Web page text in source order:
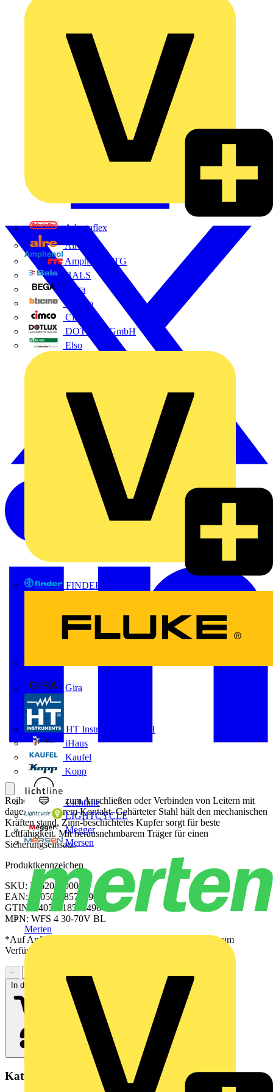
Adaptaflex
Alre
Amphenol FTG
BALS
Bega
Bticino
Cimco
DOTLUX GmbH
Elso
FINDER
Gira
HT Instruments GmbH
iHaus
Kaufel
Kopp
Lichtline
LIGHTCYCLE
Megger
Mersen
Merten
Reihenklemme zum Anschließen oder Verbinden von Leitern mit
dauerhaft sicherem Kontakt. Gehärteter Stahl hält den mechanischen
Kräften stand, Zinn-beschichtetes Kupfer sorgt für beste
Leitfähigkeit. Mit herausnehmbarem Träger für einen
Sicherungseinsatz.
Produktkennzeichen
SKU: 2562020000
EAN: 04050118570496
GTIN: 04050118570496
MPN: WFS 4 30-70V BL
*Auf Anfrage verfügbar - bitte in den Warenkorb legen, um
Verfügbarkeit zu prüfen
−
In den Warenkorb
Kategorien